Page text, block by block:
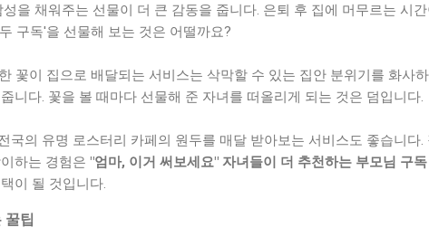
을 채워주는 선물이 더 큰 감동을 줍니다. 은퇴 후 집에 머무르는 시
구독'을 선물해 보는 것은 어떨까요?
꽃이 집으로 배달되는 서비스는 삭막할 수 있는 집안 분위기를 화사
니다. 꽃을 볼 때마다 선물해 준 자녀를 떠올리게 되는 것은 덤입니다.
국의 유명 로스터리 카페의 원두를 매달 받아보는 서비스도 좋습니다.
하는 경험은 "엄마, 이거 써보세요" 자녀들이 더 추천하는 부모님 구독
이 될 것입니다.
꿀팁